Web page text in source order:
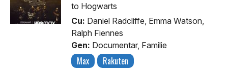
to Hogwarts
Cu: Daniel Radcliffe, Emma Watson,
Ralph Fiennes
Gen: Documentar, Familie
Max Rakuten